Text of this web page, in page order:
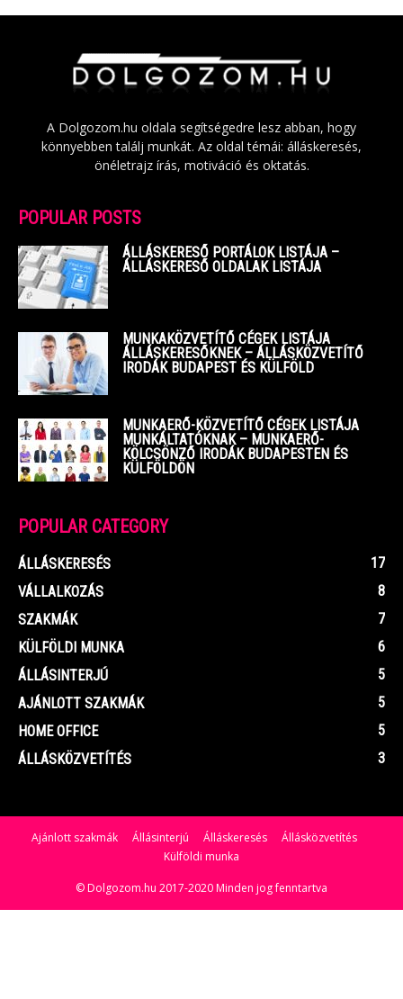
A Dolgozom.hu oldala segítségedre lesz abban, hogy
könnyebben találj munkát. Az oldal témái: álláskeresés,
önéletrajz írás, motiváció és oktatás.
POPULAR POSTS
ÁLLÁSKERESŐ PORTÁLOK LISTÁJA –
ÁLLÁSKERESŐ OLDALAK LISTÁJA
MUNKAKÖZVETÍTŐ CÉGEK LISTÁJA
ÁLLÁSKERESŐKNEK – ÁLLÁSKÖZVETÍTŐ
IRODÁK BUDAPEST ÉS KÜLFÖLD
MUNKAERŐ-KÖZVETÍTŐ CÉGEK LISTÁJA
MUNKÁLTATÓKNAK – MUNKAERŐ-
KÖLCSÖNZŐ IRODÁK BUDAPESTEN ÉS
KÜLFÖLDÖN
POPULAR CATEGORY
ÁLLÁSKERESÉS
17
VÁLLALKOZÁS
8
SZAKMÁK
7
KÜLFÖLDI MUNKA
6
ÁLLÁSINTERJÚ
5
AJÁNLOTT SZAKMÁK
5
HOME OFFICE
5
ÁLLÁSKÖZVETÍTÉS
3
Ajánlott szakmák Állásinterjú Álláskeresés
Állásközvetítés
Külföldi munka
© Dolgozom.hu 2017-2020 Minden jog fenntartva